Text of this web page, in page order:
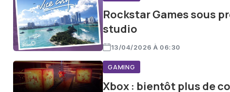
Rockstar Games sous
studio
13/04/2026 À 06:30
GAMING
Xbox : bientôt plus de